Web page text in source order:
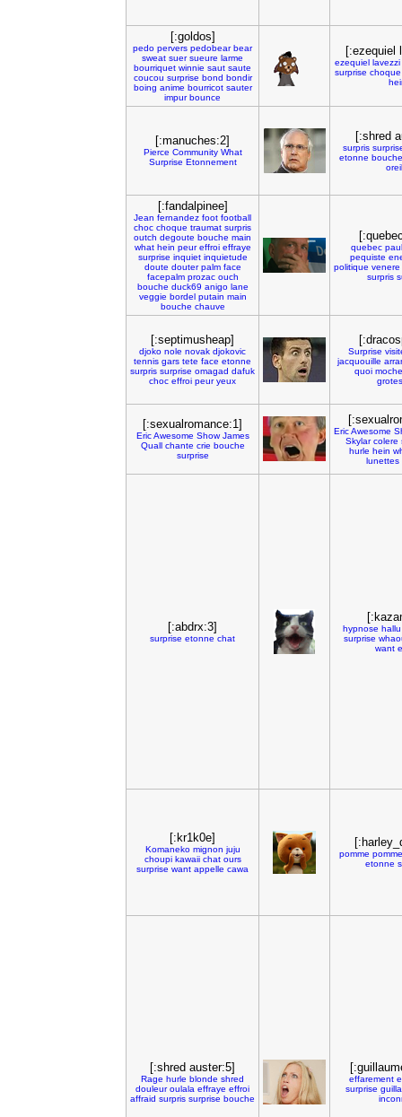
[:goldos]
pedo pervers pedobear bear
sweat suer sueure larme
bourriquet winnie saut saute
coucou surprise bond bondir
boing anime bourricot sauter
impur bounce
[:ezequiel
ezequiel lavezzi
surprise choque
[:manuches:2]
Pierce Community What
Surprise Etonnement
[:shred
surpris
etonne bouche
[:fandalpinee]
Jean fernandez foot football
choc choque traumat surpris
outch degoute bouche main
what hein peur effroi effraye
surprise inquiet inquietude
doute douter palm face
facepalm prozac ouch
bouche duck69 anigo lane
veggie bordel putain main
bouche chauve
quebec
pequiste
politique venere
surpris
[:septimusheap]
djoko nole novak djokovic
tennis gars tete face etonne
surpris surprise omagad dafuk
choc effroi peur yeux
Surprise
jacquouille
quoi moche
[:sexualromance:1]
Eric Awesome Show James
Quall chante crie bouche
surprise
EricAwesome
Skylar colere
hurle hein
lunettes
[:abdrx:3]
surprise etonne chat
hypnose hallu
surprise
want
[:kr1k0e]
Komaneko mignon juju
choupi kawaii chat ours
surprise want appelle cawa
pomme
etonne
[:shred auster:5]
Rage hurle blonde shred
douleur oulala effraye effroi
affraid surpris surprise bouche
effarement
surprise